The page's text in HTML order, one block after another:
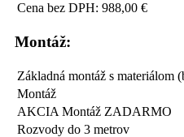
Cena bez DPH: 988,00 €
Montáž:
Základná montáž s materiálom
Montáž
AKCIA Montáž ZADARMO
Rozvody do 3 metrov